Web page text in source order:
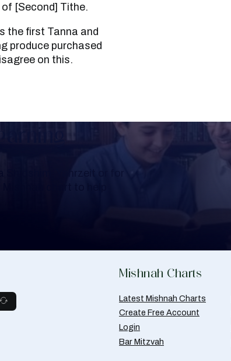
[Second] Tithe.
produce purchased
on this.
Mishnah Charts
Latest Mishnah Charts
Create Free Account
Login
Bar Mitzvah